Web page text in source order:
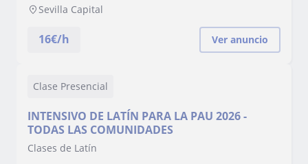
Sevilla Capital
16€/h Ver anuncio
Clase Presencial
INTENSIVO DE LATÍN PARA LA PAU 2026 -
TODAS LAS COMUNIDADES
Clases de Latín